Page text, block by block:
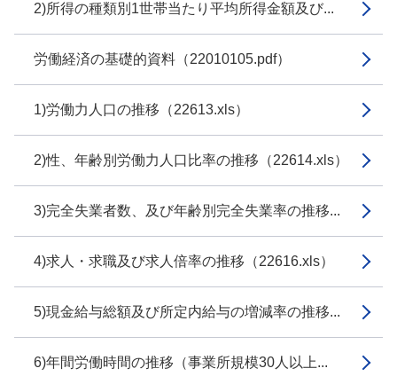
2)所得の種類別1世帯当たり平均所得金額及び...
労働経済の基礎的資料（22010105.pdf）
1)労働力人口の推移（22613.xls）
2)性、年齢別労働力人口比率の推移（22614.xls）
3)完全失業者数、及び年齢別完全失業率の推移...
4)求人・求職及び求人倍率の推移（22616.xls）
5)現金給与総額及び所定内給与の増減率の推移...
6)年間労働時間の推移（事業所規模30人以上...